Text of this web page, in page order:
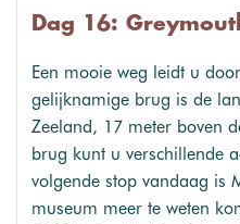
Dag 16:
Een mooie weg leidt u
gelijknamige brug is de
Zeeland, 17 meter boven
brug kunt u verschillende
volgende stop vandaag is
museum meer te weten